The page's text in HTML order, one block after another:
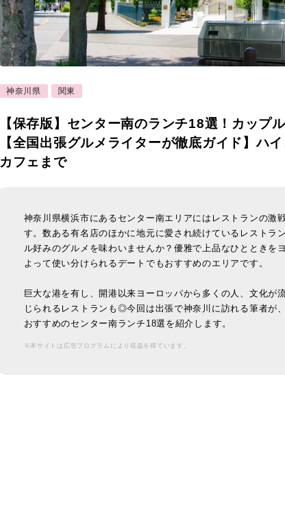
神奈川県 関東
【保存版】センター南のランチ18選！カップ
【全国出張グルメライターが徹底ガイド】ハ
カフェまで
神奈川県横浜市にあるセンター南エリアにはレストランの激
す。数ある有名店のほかに地元に愛され続けているレストラ
ル好みのグルメを味わいませんか？優雅で上品なひとときを
よって使い分けられるデートでもおすすめのエリアです。
巨大な港を有し、開港以来ヨーロッパから多くの人、文化が
じられるレストランも◎今回は出張で神奈川に訪れる筆者が
おすすめのセンター南ランチ18選を紹介します。
※本サイトは広告プログラムにより収益を得ています。